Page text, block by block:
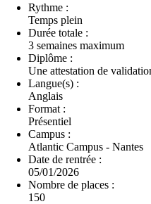
Rythme :
Temps plein
Durée totale :
3 semaines maximum
Diplôme :
Une attestation de
Langue(s) :
Anglais
Format :
Présentiel
Campus :
Atlantic Campus - Nantes
Date de rentrée :
05/01/2026
Nombre de places :
150